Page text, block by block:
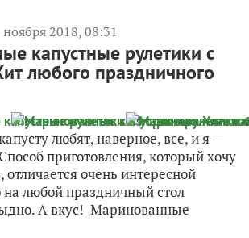
ноября 2018, 08:31
капустные рулетики с
любого праздничного
любят, наверное, все, и я —
приготовления, который хочу
очень интересной
на любой праздничный стол
А вкус! Маринованные